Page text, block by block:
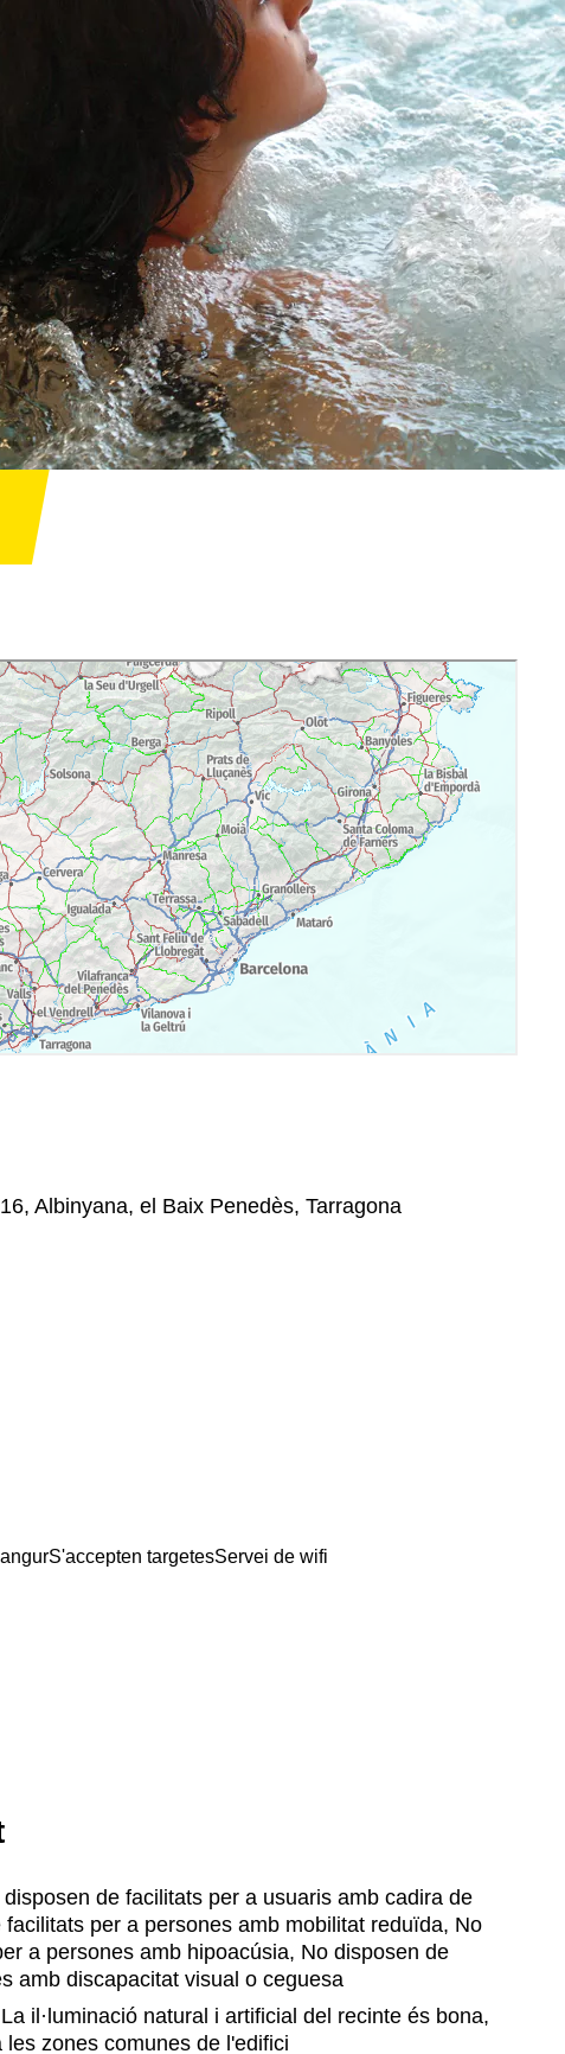
Albinyana, el Baix Penedès, Tarragona
S'accepten targetesServei de wifi
disposen de facilitats per a usuaris amb cadira de
per a persones amb mobilitat reduïda, No
a persones amb hipoacúsia, No disposen de
amb discapacitat visual o ceguesa
La il·luminació natural i artificial del recinte és bona,
zones comunes de l'edifici